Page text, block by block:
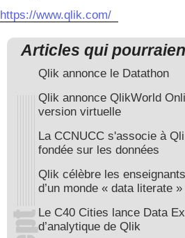
https://www.qlik.com/
Articles qui
Qlik annonce le Datathon
Qlik annonce QlikWorld
version virtuelle
La CCNUCC s'associe à
fondée sur les données
Qlik célèbre les
d’un monde « data literate »
Le C40 Cities lance Data
d’analytique de Qlik